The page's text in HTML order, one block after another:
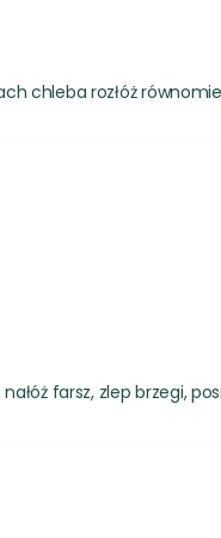
chleba rozłóż
farsz, zlep brzegi,